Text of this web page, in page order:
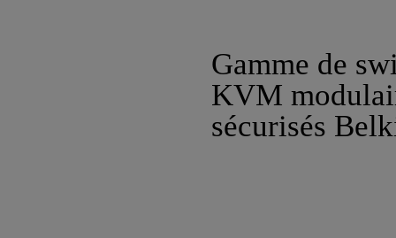
Gamme de
KVM
sécurisés